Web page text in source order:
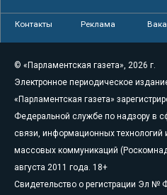
Контакты Реклама
© «Парламентская газета», 2026 г.
Электронное периодическое
«Парламентская газета»
Федеральной службе по надзору в
связи, информационных технологий
массовых коммуникаций
августа 2011 года. 18+
Свидетельство о регистрации Эл №